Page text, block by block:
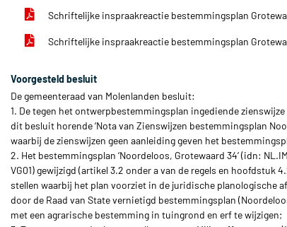
Schriftelijke inspraakreactie bestemmingsplan
Schriftelijke inspraakreactie bestemmingsplan
Voorgesteld besluit
De gemeenteraad van Molenlanden besluit:
1. De tegen het ontwerpbestemmingsplan ingediende
dit besluit horende ‘Nota van Zienswijzen bestemmingsplan
waarbij de zienswijzen geen aanleiding geven het
2. Het bestemmingsplan ‘Noordeloos, Grotewaard 34’ (idn:
VG01) gewijzigd (artikel 3.2 onder a van de regels en hoofdstuk
stellen waarbij het plan voorziet in de juridische planologische
door de Raad van State vernietigd bestemmingsplan
met een agrarische bestemming in tuingrond en erf te wijzigen;